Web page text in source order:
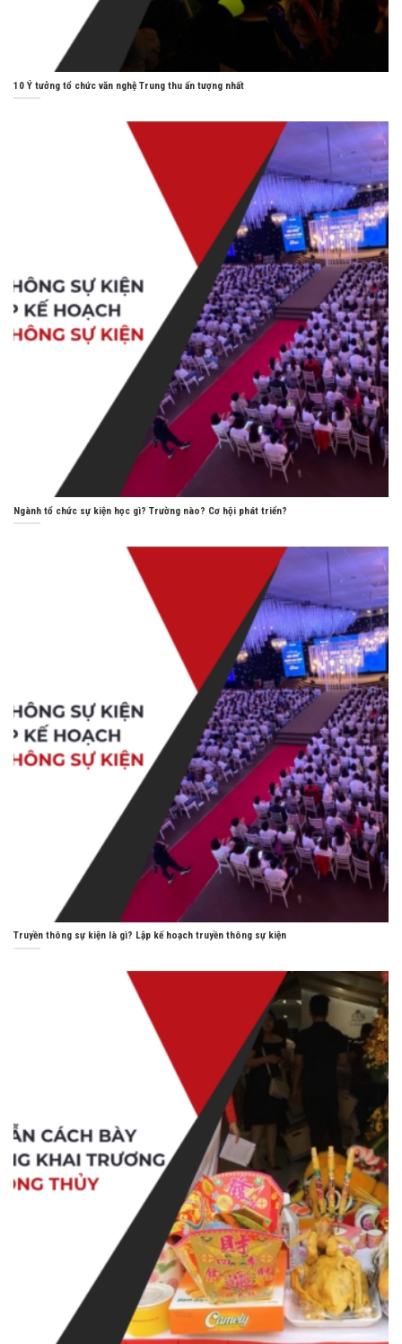
10 Ý tưởng tổ chức văn nghệ Trung thu ấn tượng nhất
Ngành tổ chức sự kiện học gì? Trường nào? Cơ hội phát triển?
Truyền thông sự kiện là gì? Lập kế hoạch truyền thông sự kiện